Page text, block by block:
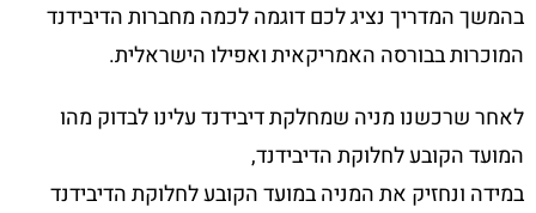
בהמשך המדריך נציג לכם דוגמה לכמה מחברות הדיבידנד
המוכרות בבורסה האמריקאית ואפילו הישראלית.
לאחר שרכשנו מניה שמחלקת דיבידנד עלינו לבדוק מהו
המועד הקובע לחלוקת הדיבידנד,
במידה ונחזיק את המניה במועד הקובע לחלוקת הדיבידנד